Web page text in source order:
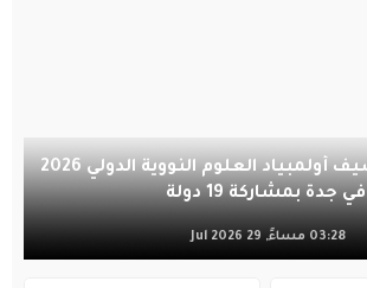
المملكة تستضيف أولمبياد العلوم النووية الدولي 2026
في جدة بمشاركة 19 دولة
03:28 مساءً, 29 Jul 2026